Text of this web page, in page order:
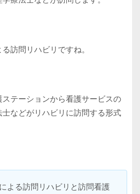
訪問リハビリですね。
ステーションから看護サービスの
士などがリハビリに訪問する形式
よる訪問リハビリと訪問看護